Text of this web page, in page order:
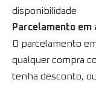
disponibilidade
Parcelamento em
O parcelamento
qualquer compra
tenha desconto,